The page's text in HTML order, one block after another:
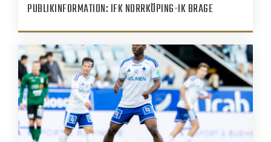
PUBLIKINFORMATION: IFK NORRKÖPING-IK BRAGE